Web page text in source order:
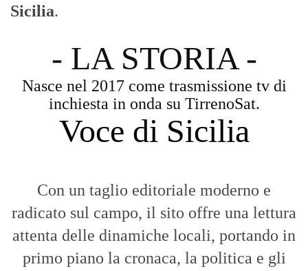
Sicilia.
- LA STORIA -
Nasce nel 2017 come trasmissione tv di
inchiesta in onda su TirrenoSat.
Voce di Sicilia
Con un taglio editoriale moderno e
radicato sul campo, il sito offre una lettura
attenta delle dinamiche locali, portando in
primo piano la cronaca, la politica e gli